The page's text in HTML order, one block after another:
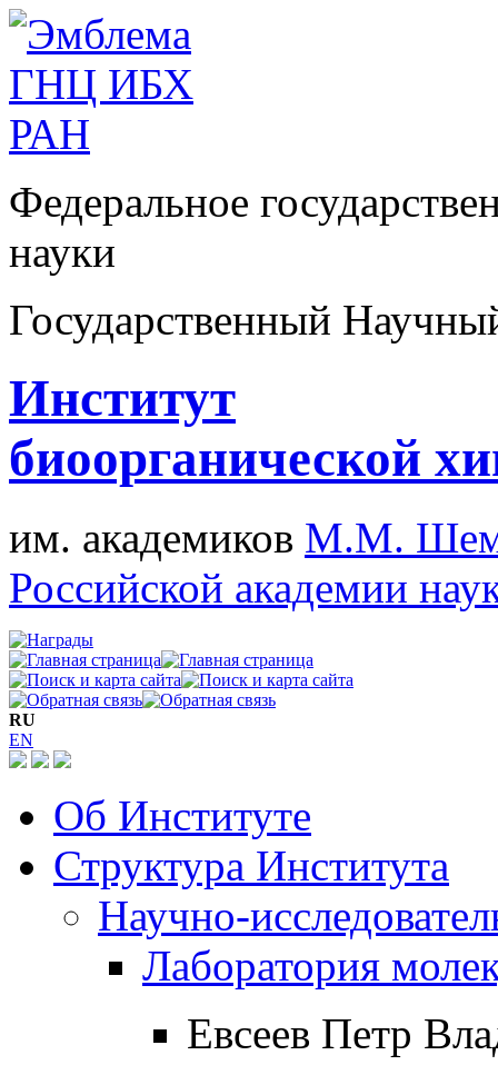
Федеральное
науки
Государственный
Институт
биоорганической
им. академиков М.М.
Российской академии
RU
EN
Об Институте
Структура Института
Научно-
Лаборатория
Евсеев Петр